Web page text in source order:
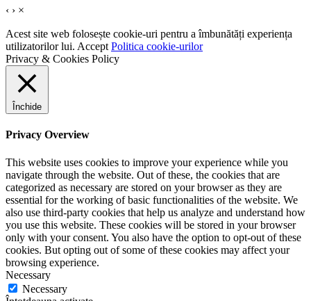
‹ › ×
Acest site web folosește cookie-uri pentru a îmbunătăți experiența
utilizatorilor lui. Accept Politica cookie-urilor
Privacy & Cookies Policy
Închide
Privacy Overview
This website uses cookies to improve your experience while you
navigate through the website. Out of these, the cookies that are
categorized as necessary are stored on your browser as they are
essential for the working of basic functionalities of the website. We
also use third-party cookies that help us analyze and understand how
you use this website. These cookies will be stored in your browser
only with your consent. You also have the option to opt-out of these
cookies. But opting out of some of these cookies may affect your
browsing experience.
Necessary
Necessary